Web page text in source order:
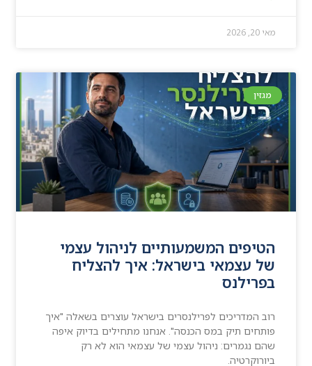
מאי 20, 2026
מגזין
הטיפים המשמעותיים לניהול עצמי
של עצמאי בישראל: איך להצליח
בפרילנס
רוב המדריכים לפרילנסרים בישראל עוצרים בשאלה "איך
פותחים תיק במס הכנסה". אנחנו מתחילים בדיוק איפה
שהם נגמרים: ניהול עצמי של עצמאי הוא לא רק
ביורוקרטיה.